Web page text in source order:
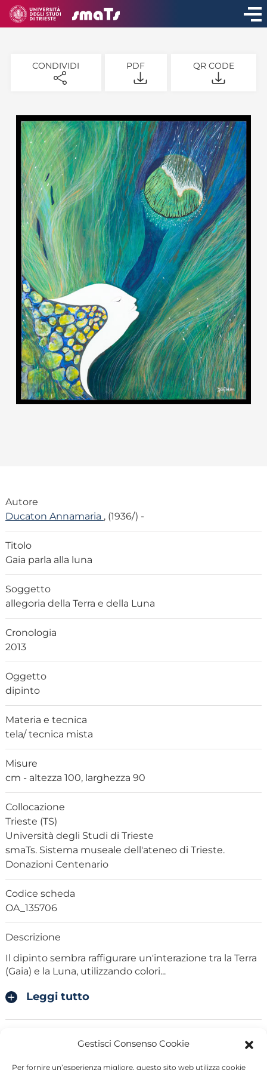
Gestisci Consenso Cookie
Per fornire un’esperienza migliore, questo sito web utilizza cookie
PDF
Autore
Ducaton Annamaria , (1936/) -
Titolo
Gaia parla alla luna
Soggetto
allegoria della Terra e della Luna
Cronologia
2013
Oggetto
dipinto
Materia e tecnica
tela/ tecnica mista
Misure
cm - altezza 100, larghezza 90
Collocazione
Trieste (TS)
Università degli Studi di Trieste
smaTs. Sistema museale dell'ateneo di Trieste.
Donazioni Centenario
Codice scheda
OA_135706
Descrizione
Il dipinto sembra raffigurare un'interazione tra la Terra
(Gaia) e la Luna, utilizzando colori...
Leggi tutto
"Gaia scopre la luna" appare come un racconto mitico